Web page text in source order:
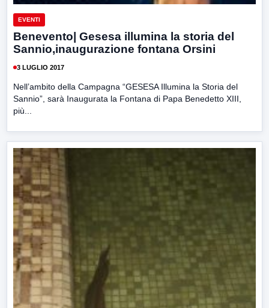
EVENTI
Benevento| Gesesa illumina la storia del
Sannio,inaugurazione fontana Orsini
3 LUGLIO 2017
Nell’ambito della Campagna “GESESA Illumina la Storia del
Sannio”, sarà Inaugurata la Fontana di Papa Benedetto XIII,
più...